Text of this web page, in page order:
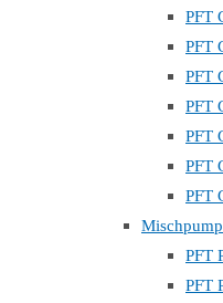
PFT
PFT
PFT
PFT
PFT
PFT
PFT
PFT
PFT